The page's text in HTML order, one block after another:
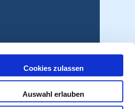
Cookies zulassen
Auswahl erlauben